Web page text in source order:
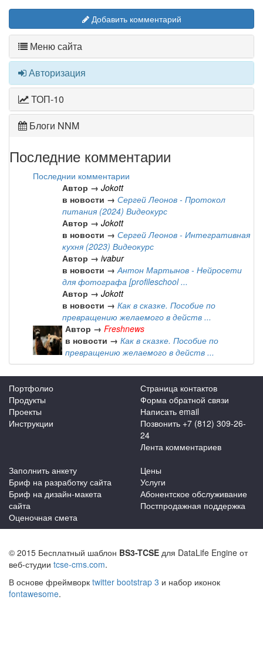
Добавить комментарий
Меню сайта
Авторизация
ТОП-10
Блоги NNM
Последние комментарии
Последнии комментарии
Автор → Jokott
в новости → Сергей Леонов - Протокол
питания (2024) Видеокурс
Автор → Jokott
в новости → Сергей Леонов - Интегративная
кухня (2023) Видеокурс
Автор → ivabur
в новости → Антон Мартынов - Нейросети
для фотографа [profileschool ...
Автор → Jokott
в новости → Как в сказке. Пособие по
превращению желаемого в действ ...
Автор → Freshnews
в новости → Как в сказке. Пособие по
превращению желаемого в действ ...
Портфолио
Продукты
Проекты
Инструкции
Страница контактов
Форма обратной связи
Написать email
Позвонить +7 (812) 309-26-
24
Лента комментариев
Заполнить анкету
Бриф на разработку сайта
Бриф на дизайн-макета
сайта
Оценочная смета
Цены
Услуги
Абонентское обслуживание
Постпродажная поддержка
© 2015 Бесплатный шаблон BS3-TCSE для DataLife Engine от
веб-студии tcse-cms.com.
В основе фреймворк twitter bootstrap 3 и набор иконок
fontawesome.